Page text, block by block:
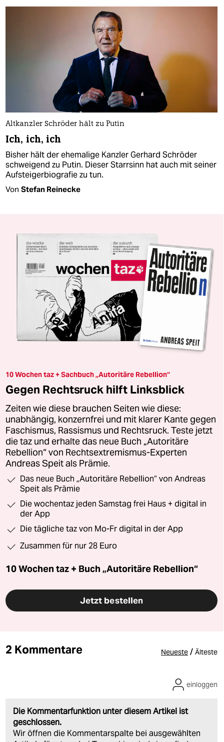
Altkanzler Schröder hält zu Putin
Ich, ich, ich
Bisher hält der ehemalige Kanzler Gerhard Schröder
schweigend zu Putin. Dieser Starrsinn hat auch mit seiner
Aufsteigerbiografie zu tun.
Von Stefan Reinecke
10 Wochen taz + Sachbuch „Autoritäre Rebellion“
Gegen Rechtsruck hilft Linksblick
Zeiten wie diese brauchen Seiten wie diese:
unabhängig, konzernfrei und mit klarer Kante gegen
Faschismus, Rassismus und Rechtsruck. Teste jetzt
die taz und erhalte das neue Buch „Autoritäre
Rebellion“ von Rechtsextremismus-Experten
Andreas Speit als Prämie.
Das neue Buch „Autoritäre Rebellion“ von Andreas
Speit als Prämie
Die wochentaz jeden Samstag frei Haus + digital in
der App
Die tägliche taz von Mo-Fr digital in der App
Zusammen für nur 28 Euro
10 Wochen taz + Buch „Autoritäre Rebellion“
Jetzt bestellen
2 Kommentare Neueste / Älteste
Die Kommentarfunktion unter diesem Artikel ist
geschlossen.
Wir öffnen die Kommentarspalte bei ausgewählten
einloggen